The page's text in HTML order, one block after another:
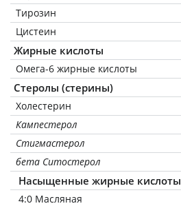
Тирозин
Цистеин
Жирные кислоты
Омега-6 жирные кислоты
Стеролы (стерины)
Холестерин
Кампестерол
Стигмастерол
бета Ситостерол
Насыщенные жирные кислоты
4:0 Масляная